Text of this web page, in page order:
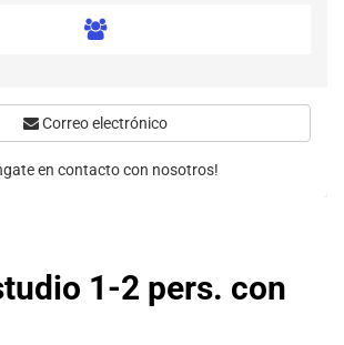
1-2 pers. con
Correo electrónico
en contacto con nosotros!